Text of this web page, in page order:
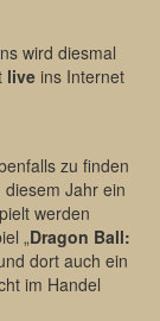
wird diesmal
live ins Internet
zu finden
Jahr ein
werden
„Dragon Ball:
dort auch ein
im Handel